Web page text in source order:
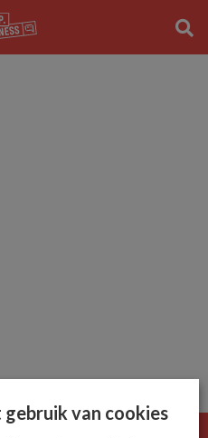
van cookies